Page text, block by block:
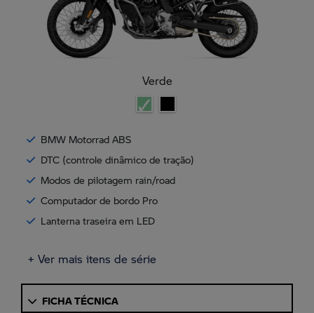
Verde
BMW Motorrad ABS
DTC (controle dinâmico de tração)
Modos de pilotagem rain/road
Computador de bordo Pro
Lanterna traseira em LED
+ Ver mais itens de série
FICHA TÉCNICA